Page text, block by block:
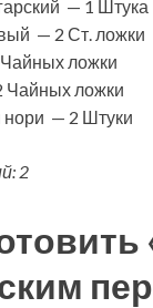
— 1 Штука
— 2 Ст. ложки
ложки
ложки
нори — 2 Штуки
2